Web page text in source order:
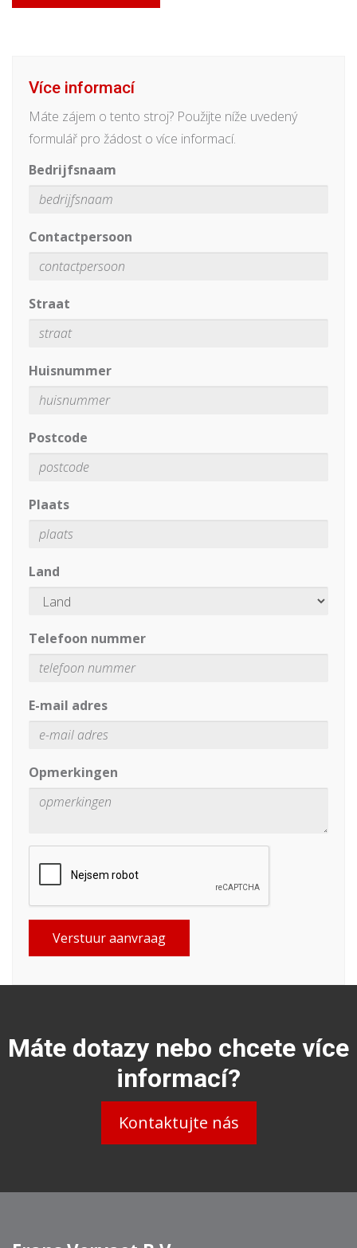
Více informací
Máte zájem o tento stroj? Použijte níže uvedený
formulář pro žádost o více informací.
Bedrijfsnaam
Contactpersoon
Straat
Huisnummer
Postcode
Plaats
Land
Telefoon nummer
E-mail adres
Opmerkingen
Verstuur aanvraag
Máte dotazy nebo chcete více
informací?
Kontaktujte nás